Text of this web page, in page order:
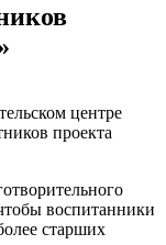
центре
проекта
воспитанники
старших